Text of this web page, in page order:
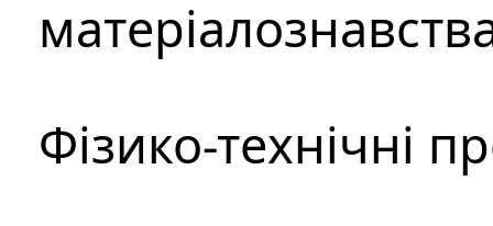
Фізико-технічні